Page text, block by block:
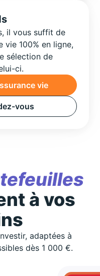
il vous suffit de
vie 100% en ligne,
sélection de
ci.
vie
vous
à vos
adaptées à
dès 1 000 €.